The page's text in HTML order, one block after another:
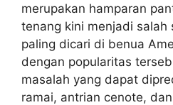
merupakan hamparan
tenang kini menjadi salah
paling dicari di benua
dengan popularitas
masalah yang dapat
ramai, antrian cenote,